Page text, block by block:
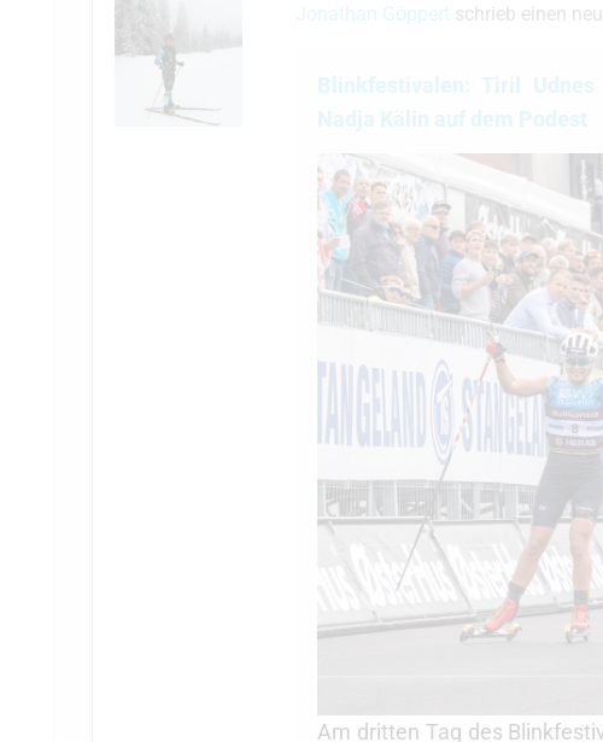
Jonathan Göppert schrieb einen
Am dritten Tag des